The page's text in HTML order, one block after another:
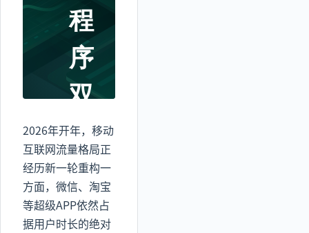
程
序
双
榜
TOP100
2026年开年，移动
互联网流量格局正
经历新一轮重构一
方面，微信、淘宝
等超级APP依然占
据用户时长的绝对